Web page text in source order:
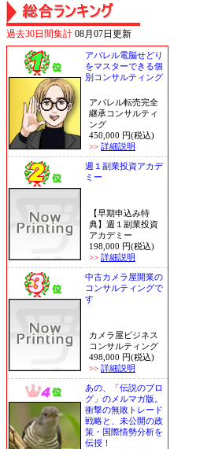
過去30日間集計 08月07日更新
アパレル電脳せどり
をマスターできる個
別コンサルティング
アパレル転売完全
継承コンサルティ
ング
450,000 円(税込)
>> 詳細説明
週１副業投資アカデ
ミー
【早期申込み特
典】週１副業投資
アカデミー
198,000 円(税込)
>> 詳細説明
中古カメラ屋開業の
コンサルティングで
す
カメラ屋ビジネス
コンサルティング
498,000 円(税込)
>> 詳細説明
あの、「伝説のブロ
グ」のメルマガ版。
衝撃の無敗トレード
戦略と、未公開の政
策・国際情勢分析を
伝授！